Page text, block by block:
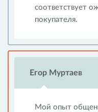
соответствует
покупателя.
Егор Муртаев
Мой опыт